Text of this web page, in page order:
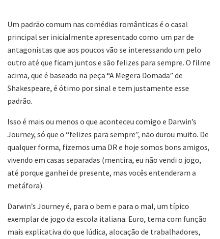
Um padrão comum nas comédias românticas é o casal
principal ser inicialmente apresentado como um par de
antagonistas que aos poucos vão se interessando um pelo
outro até que ficam juntos e são felizes para sempre. O filme
acima, que é baseado na peça “A Megera Domada” de
Shakespeare, é ótimo por sinal e tem justamente esse
padrão.
Isso é mais ou menos o que aconteceu comigo e Darwin’s
Journey, só que o “felizes para sempre”, não durou muito. De
qualquer forma, fizemos uma DR e hoje somos bons amigos,
vivendo em casas separadas (mentira, eu não vendi o jogo,
até porque ganhei de presente, mas vocês entenderam a
metáfora).
Darwin’s Journey é, para o bem e para o mal, um típico
exemplar de jogo da escola italiana. Euro, tema com função
mais explicativa do que lúdica, alocação de trabalhadores,